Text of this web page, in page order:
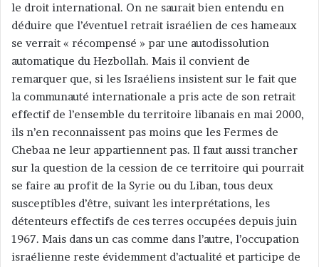
le droit international. On ne saurait bien entendu en
déduire que l’éventuel retrait israélien de ces hameaux
se verrait « récompensé » par une autodissolution
automatique du Hezbollah. Mais il convient de
remarquer que, si les Israéliens insistent sur le fait que
la communauté internationale a pris acte de son retrait
effectif de l’ensemble du territoire libanais en mai 2000,
ils n’en reconnaissent pas moins que les Fermes de
Chebaa ne leur appartiennent pas. Il faut aussi trancher
sur la question de la cession de ce territoire qui pourrait
se faire au profit de la Syrie ou du Liban, tous deux
susceptibles d’être, suivant les interprétations, les
détenteurs effectifs de ces terres occupées depuis juin
1967. Mais dans un cas comme dans l’autre, l’occupation
israélienne reste évidemment d’actualité et participe de